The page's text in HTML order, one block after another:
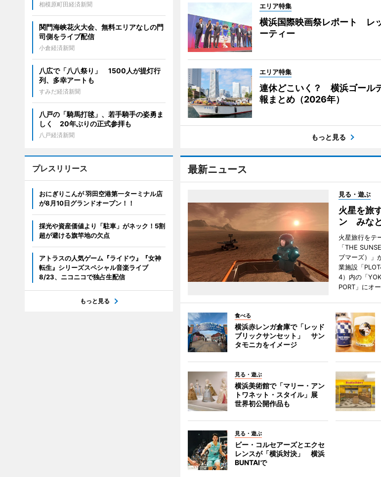
エリア特集
横浜国際映画祭レポート レ
ーティー
エリア特集
連休どこいく？ 横浜ゴール
報まとめ（2026年）
もっと見る
最新ニュース
見る・遊ぶ
火星を旅
ン みな
火星旅行をテ
「THE
ブマーズ）」
業施設「
4）内の「
PORT」にオ
食べる
横浜赤レンガ倉庫で「レッド
ブリックサンセット」 サン
タモニカをイメージ
見る・遊ぶ
横浜美術館で「マリー・アン
トワネット・スタイル」展
世界初公開作品も
見る・遊ぶ
ビー・コルセアーズとエクセ
レンスが「横浜対決」 横浜
BUNTAIで
相模原町田経済新聞
関門海峡花火大会、無料エリアなしの門
司側をライブ配信
小倉経済新聞
八広で「八八祭り」 1500人が提灯行
列、多幸アートも
すみだ経済新聞
八戸の「騎馬打毬」、若手騎手の姿勇ま
しく 20年ぶりの正式参拝も
八戸経済新聞
プレスリリース
おにぎりこんが 羽田空港第一ターミナル店
が8月10日グランドオープン！！
採光や資産価値より「駐車」がネック！5割
超が避ける旗竿地の欠点
アトラスの人気ゲーム『ライドウ』『女神
転生』シリーズスペシャル音楽ライブ
8/23、ニコニコで独占生配信
もっと見る